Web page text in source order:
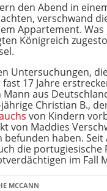
den Abend in
verschwand
Appartement.
Königreich
Untersuchungen,
17 Jahre
Mann aus
Christian B.,
von Kindern
von Maddies
befunden haben. Seit
die portugiesische
im Fall
MCCANN